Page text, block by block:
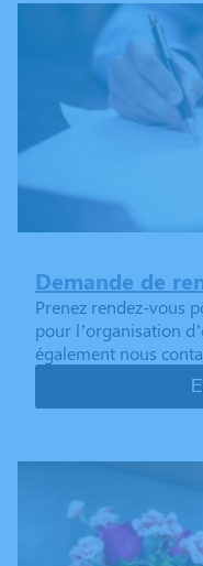
Demande de
Prenez rendez-vous
pour l’organisation
également nous